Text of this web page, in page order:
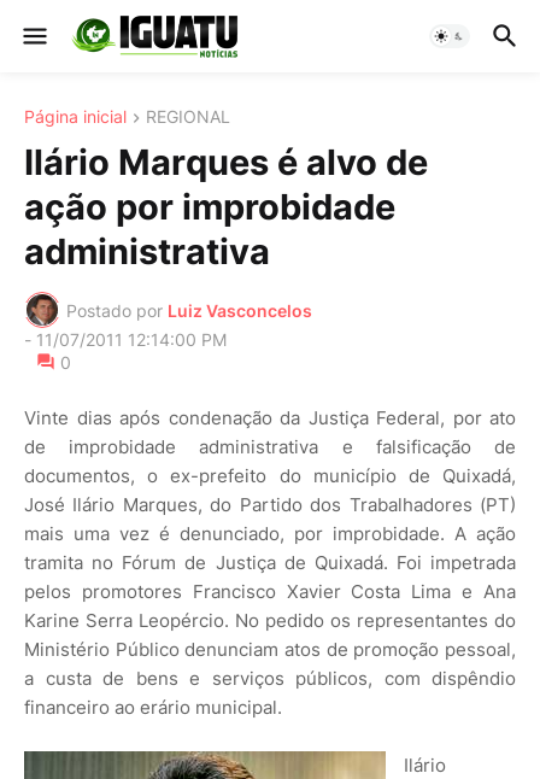
Página inicial REGIONAL
Ilário Marques é alvo de
ação por improbidade
administrativa
Postado por Luiz Vasconcelos
- 11/07/2011 12:14:00 PM
0
Vinte dias após condenação da Justiça Federal, por ato
de improbidade administrativa e falsificação de
documentos, o ex-prefeito do município de Quixadá,
José Ilário Marques, do Partido dos Trabalhadores (PT)
mais uma vez é denunciado, por improbidade. A ação
tramita no Fórum de Justiça de Quixadá. Foi impetrada
pelos promotores Francisco Xavier Costa Lima e Ana
Karine Serra Leopércio. No pedido os representantes do
Ministério Público denunciam atos de promoção pessoal,
a custa de bens e serviços públicos, com dispêndio
financeiro ao erário municipal.
Ilário